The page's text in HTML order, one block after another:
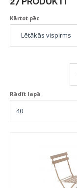
Kārtot pēc
Rādīt lapā